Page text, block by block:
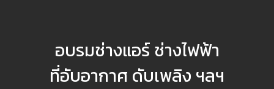
อบรมช่างแอร์ ช่างไฟฟ้า
ที่อับอากาศ ดับเพลิง ฯลฯ